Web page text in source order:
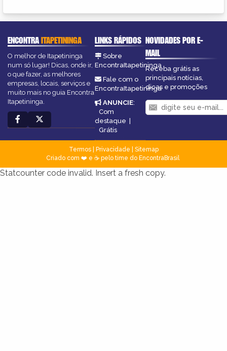
ENCONTRAITAPETININGA
O melhor de Itapetininga
num só lugar! Dicas, onde ir,
o que fazer, as melhores
empresas, locais, serviços e
muito mais no guia Encontra
Itapetininga.
LINKS RÁPIDOS
Sobre
EncontraItapetininga
Fale com o
EncontraItapetininga
ANUNCIE:
Com
destaque |
Grátis
NOVIDADES POR E-
MAIL
Receba grátis as
principais notícias,
dicas e promoções
Termos| Privacidade
Sitemap
Criado com ❤️ e ☕ pelo time do EncontraBrasil
Statcounter code invalid. Insert a fresh copy.